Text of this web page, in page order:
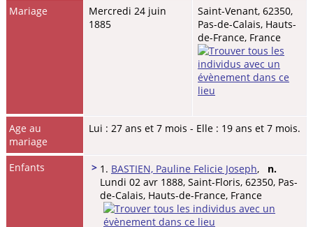
Mariage
Mercredi 24 juin
1885
Saint-Venant, 62350,
Pas-de-Calais, Hauts-
de-France, France
Age au
mariage
Lui : 27 ans et 7 mois - Elle : 19 ans et 7 mois.
Enfants > 1. BASTIEN, Pauline Felicie Joseph, n.
Lundi 02 avr 1888, Saint-Floris, 62350, Pas-
de-Calais, Hauts-de-France, France